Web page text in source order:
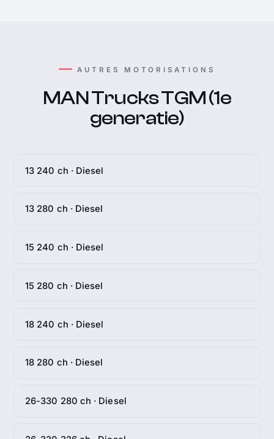
AUTRES MOTORISATIONS
MAN Trucks TGM (1e
generatie)
13 240 ch · Diesel
13 280 ch · Diesel
15 240 ch · Diesel
15 280 ch · Diesel
18 240 ch · Diesel
18 280 ch · Diesel
26-330 280 ch · Diesel